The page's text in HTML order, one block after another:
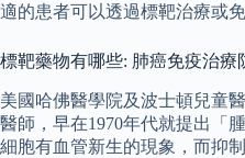
適的患者可以透過標靶治療或
標靶藥物有哪些: 肺癌免疫治
美國哈佛醫學院及波士頓兒童醫
醫師，早在1970年代就提出「
細胞有血管新生的現象，而抑